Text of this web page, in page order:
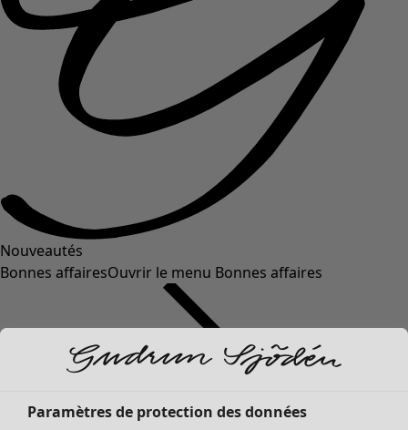
Nouveautés
Bonnes affairesOuvrir le menu Bonnes affaires
Paramètres de protection des données